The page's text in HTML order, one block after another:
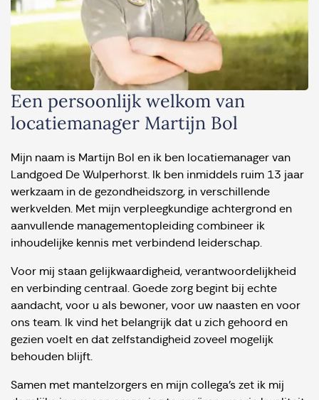
Een persoonlijk welkom van
locatiemanager Martijn Bol
Mijn naam is Martijn Bol en ik ben locatiemanager van
Landgoed De Wulperhorst. Ik ben inmiddels ruim 13 jaar
werkzaam in de gezondheidszorg, in verschillende
werkvelden. Met mijn verpleegkundige achtergrond en
aanvullende managementopleiding combineer ik
inhoudelijke kennis met verbindend leiderschap.
Voor mij staan gelijkwaardigheid, verantwoordelijkheid
en verbinding centraal. Goede zorg begint bij echte
aandacht, voor u als bewoner, voor uw naasten en voor
ons team. Ik vind het belangrijk dat u zich gehoord en
gezien voelt en dat zelfstandigheid zoveel mogelijk
behouden blijft.
Samen met mantelzorgers en mijn collega’s zet ik mij